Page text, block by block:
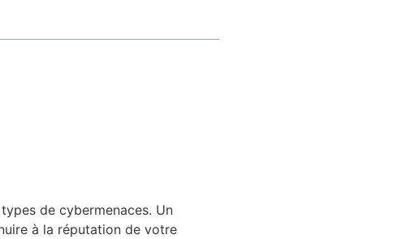
de cybermenaces. Un
à la réputation de votre